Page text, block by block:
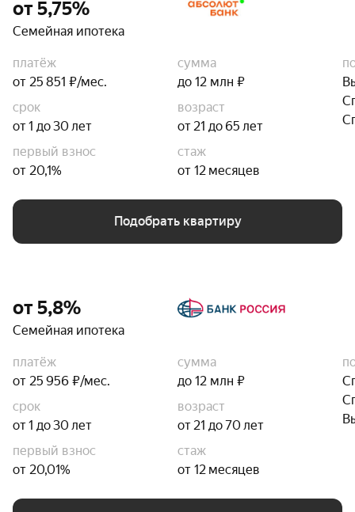
от 5,75%
Семейная ипотека
платёж
от 25 851 ₽/мес.
сумма
до 12 млн ₽
срок
от 1 до 30 лет
возраст
от 21 до 65 лет
первый взнос
от 20,1%
стаж
от 12 месяцев
Подобрать квартиру
от 5,8%
Семейная ипотека
платёж
от 25 956 ₽/мес.
сумма
до 12 млн ₽
срок
от 1 до 30 лет
возраст
от 21 до 70 лет
первый взнос
от 20,01%
стаж
от 12 месяцев